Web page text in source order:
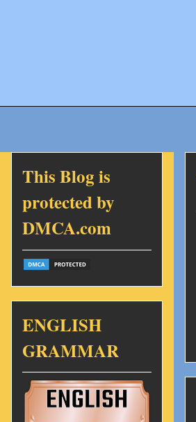
This Blog is
protected by
DMCA.com
ENGLISH
GRAMMAR